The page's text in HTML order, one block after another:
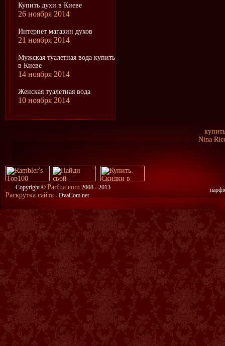
Купить духи в Киеве
26 ноября 2014
Интернет магазин духов
21 ноября 2014
Мужская туалетная вода купить
в Киеве
14 ноября 2014
Женская туалетная вода
10 ноября 2014
Nina
Copyright © Parfua.com 2008 - 2013
Раскрутка сайта - DvaCom.net